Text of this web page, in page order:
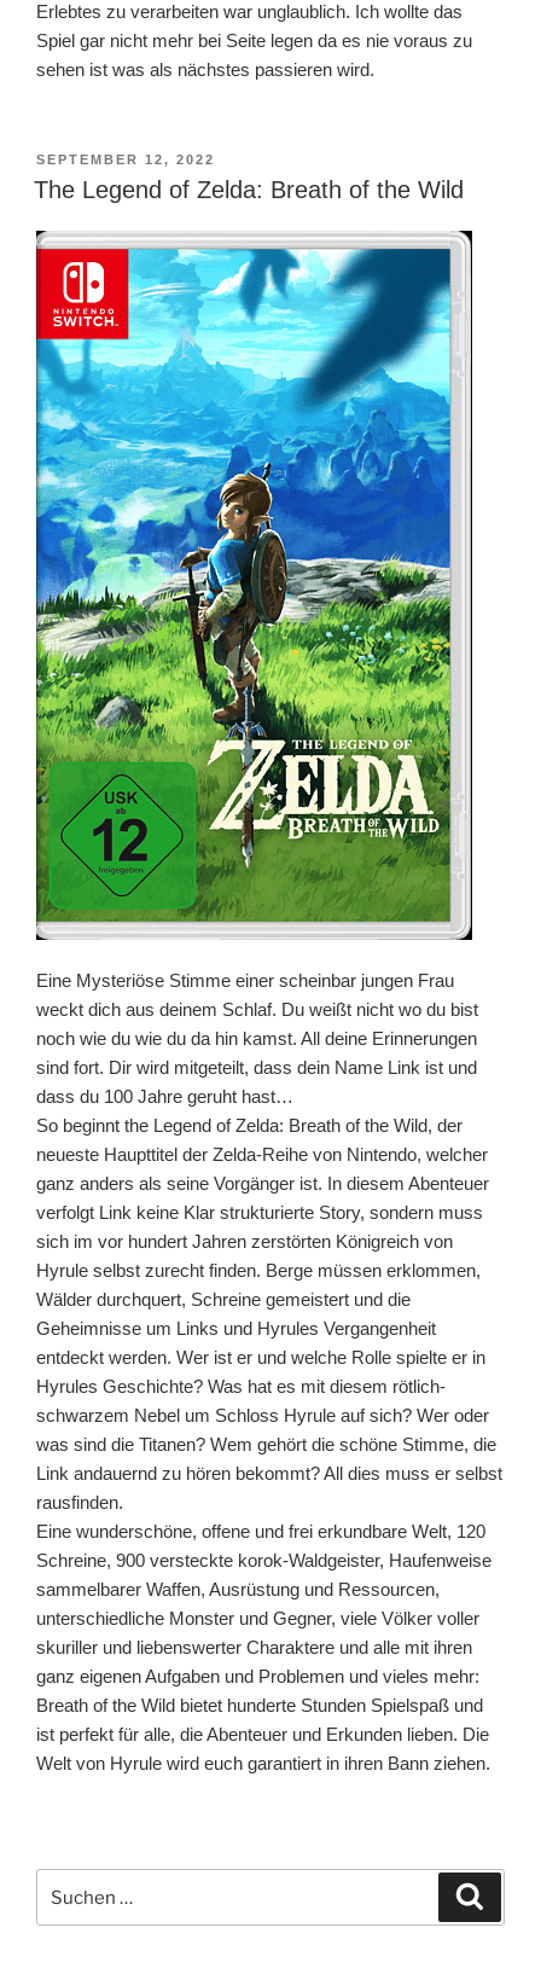
Erlebtes zu verarbeiten war unglaublich. Ich wollte das
Spiel gar nicht mehr bei Seite legen da es nie voraus zu
sehen ist was als nächstes passieren wird.
VERÖFFENTLICHT
AM
SEPTEMBER 12, 2022
The Legend of Zelda: Breath of the Wild
Eine Mysteriöse Stimme einer scheinbar jungen Frau
weckt dich aus deinem Schlaf. Du weißt nicht wo du bist
noch wie du wie du da hin kamst. All deine Erinnerungen
sind fort. Dir wird mitgeteilt, dass dein Name Link ist und
dass du 100 Jahre geruht hast…
So beginnt the Legend of Zelda: Breath of the Wild, der
neueste Haupttitel der Zelda-Reihe von Nintendo, welcher
ganz anders als seine Vorgänger ist. In diesem Abenteuer
verfolgt Link keine Klar strukturierte Story, sondern muss
sich im vor hundert Jahren zerstörten Königreich von
Hyrule selbst zurecht finden. Berge müssen erklommen,
Wälder durchquert, Schreine gemeistert und die
Geheimnisse um Links und Hyrules Vergangenheit
entdeckt werden. Wer ist er und welche Rolle spielte er in
Hyrules Geschichte? Was hat es mit diesem rötlich-
schwarzem Nebel um Schloss Hyrule auf sich? Wer oder
was sind die Titanen? Wem gehört die schöne Stimme, die
Link andauernd zu hören bekommt? All dies muss er selbst
rausfinden.
Eine wunderschöne, offene und frei erkundbare Welt, 120
Schreine, 900 versteckte korok-Waldgeister, Haufenweise
sammelbarer Waffen, Ausrüstung und Ressourcen,
unterschiedliche Monster und Gegner, viele Völker voller
skuriller und liebenswerter Charaktere und alle mit ihren
ganz eigenen Aufgaben und Problemen und vieles mehr:
Breath of the Wild bietet hunderte Stunden Spielspaß und
ist perfekt für alle, die Abenteuer und Erkunden lieben. Die
Welt von Hyrule wird euch garantiert in ihren Bann ziehen.
nach: